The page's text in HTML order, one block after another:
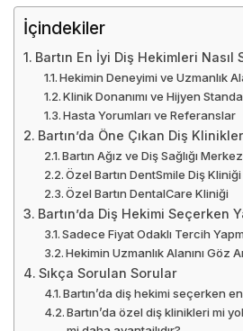
İçindekiler
Bartın En İyi Diş Hekimleri Nasıl
Hekimin Deneyimi ve Uzmanlık
Klinik Donanımı ve Hijyen
Hasta Yorumları ve Referanslar
Bartın’da Öne Çıkan Diş
Bartın Ağız ve Diş Sağlığı
Özel Bartın DentSmile Diş Kliniği
Özel Bartın DentalCare Kliniği
Bartın’da Diş Hekimi Seçerken
Sadece Fiyat Odaklı Tercih
Hekimin Uzmanlık Alanını Göz
Sıkça Sorulan Sorular
Bartın’da diş hekimi seçerken
Bartın’da özel diş klinikleri mi